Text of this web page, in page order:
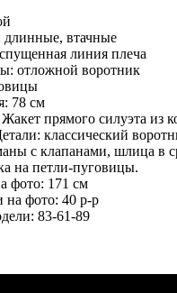
длинные, втачные
линия плеча
отложной воротник
78 см
прямого силуэта из
классический
с клапанами, шлица в
на петли-пуговицы.
фото: 171 см
на фото: 40 р-р
83-61-89